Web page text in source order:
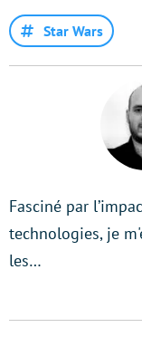
Star Wars
Fasciné par
technologies, je
les…